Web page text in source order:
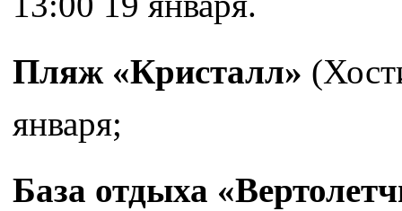
Пляж «Кристалл»
января;
База отдыха